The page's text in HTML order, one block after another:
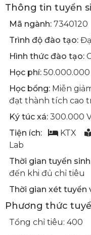
Thông tin tuyển
Mã ngành: 7340120
Trình độ đào tạo:
Hình thức đào tạo:
Học phí:
Học bổng: Miễn
đạt thành tích cao
Ký túc xá: 300.000
Tiện ích:
KTX
Lab
Thời gian tuyển
đến khi đủ chỉ tiêu
Thời gian xét tuyển
Phương thức
Tổng chỉ tiêu: 400